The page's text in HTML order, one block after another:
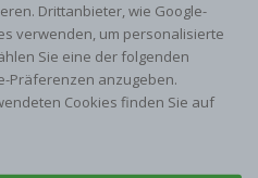
Drittanbieter, wie Google-
verwenden, um personalisierte
Sie eine der folgenden
Präferenzen anzugeben.
Cookies finden Sie auf